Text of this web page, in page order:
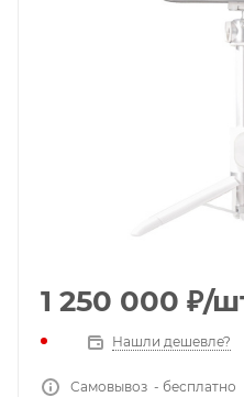
1 250 000 ₽/
Нашли дешевле?
Самовывоз - бесплатно